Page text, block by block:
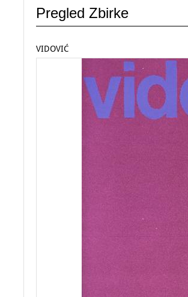
Pregled Zbirke
VIDOVIĆ